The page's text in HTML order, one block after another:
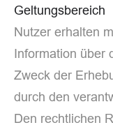
Geltungsbereich
Nutzer erhalten
Information über
Zweck der
durch den
Den rechtlichen